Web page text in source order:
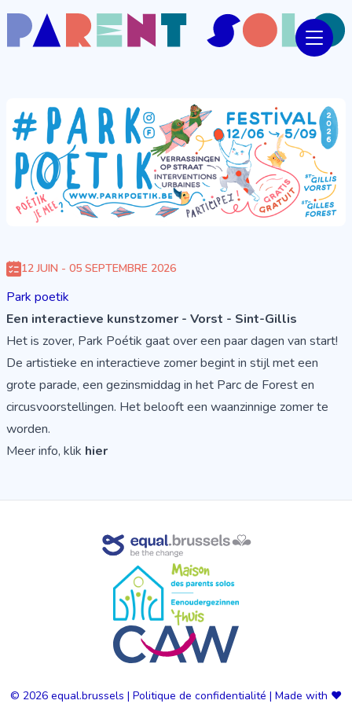
12 JUIN - 05 SEPTEMBRE 2026
Park poetik
Een interactieve kunstzomer - Vorst - Sint-Gillis
Het is zover, Park Poétik gaat over een paar dagen van start!
De artistieke en interactieve zomer begint in stijl met een
grote parade, een gezinsmiddag in het Parc de Forest en
circusvoorstellingen. Het belooft een waanzinnige zomer te
worden.
Meer info, klik hier
© 2026 equal.brussels | Politique de confidentialité | Made with ❤️